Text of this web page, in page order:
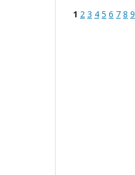
1 2 3 4 5 6 7 8 9